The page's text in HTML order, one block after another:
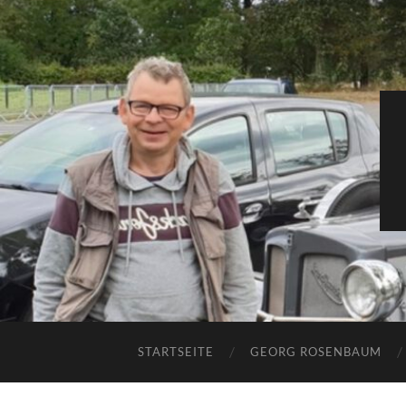
STARTSEITE GEORG ROSENBAUM